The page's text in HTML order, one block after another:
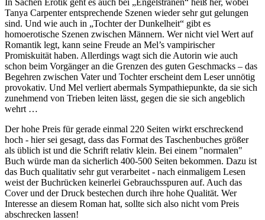
Tanya Carpenter entsprechende Szenen wieder sehr gut gelungen
sind. Und wie auch in „Tochter der Dunkelheit“ gibt es
homoerotische Szenen zwischen Männern. Wer nicht viel Wert auf
Romantik legt, kann seine Freude an Mel’s vampirischer
Promiskuität haben. Allerdings wagt sich die Autorin wie auch
schon beim Vorgänger an die Grenzen des guten Geschmacks – das
Begehren zwischen Vater und Tochter erscheint dem Leser unnötig
provokativ. Und Mel verliert abermals Sympathiepunkte, da sie sich
zunehmend von Trieben leiten lässt, gegen die sie sich angeblich
wehrt …
Der hohe Preis für gerade einmal 220 Seiten wirkt erschreckend
hoch - hier sei gesagt, dass das Format des Taschenbuches größer
als üblich ist und die Schrift relativ klein. Bei einem "normalen"
Buch würde man da sicherlich 400-500 Seiten bekommen. Dazu ist
das Buch qualitativ sehr gut verarbeitet - nach einmaligem Lesen
weist der Buchrücken keinerlei Gebrauchsspuren auf. Auch das
Cover und der Druck bestechen durch ihre hohe Qualität. Wer
Interesse an diesem Roman hat, sollte sich also nicht vom Preis
abschrecken lassen!